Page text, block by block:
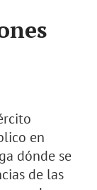
en
dónde se
de las